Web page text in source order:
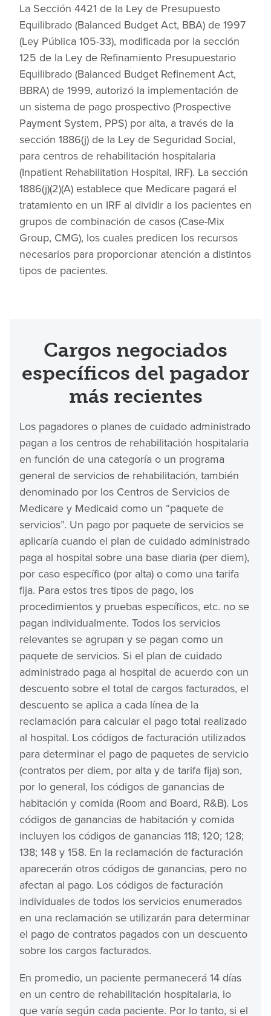
La Sección 4421 de la Ley de Presupuesto
Equilibrado (Balanced Budget Act, BBA) de 1997
(Ley Pública 105-33), modificada por la sección
125 de la Ley de Refinamiento Presupuestario
Equilibrado (Balanced Budget Refinement Act,
BBRA) de 1999, autorizó la implementación de
un sistema de pago prospectivo (Prospective
Payment System, PPS) por alta, a través de la
sección 1886(j) de la Ley de Seguridad Social,
para centros de rehabilitación hospitalaria
(Inpatient Rehabilitation Hospital, IRF). La sección
1886(j)(2)(A) establece que Medicare pagará el
tratamiento en un IRF al dividir a los pacientes en
grupos de combinación de casos (Case-Mix
Group, CMG), los cuales predicen los recursos
necesarios para proporcionar atención a distintos
tipos de pacientes.
Cargos negociados
específicos del pagador
más recientes
Los pagadores o planes de cuidado administrado
pagan a los centros de rehabilitación hospitalaria
en función de una categoría o un programa
general de servicios de rehabilitación, también
denominado por los Centros de Servicios de
Medicare y Medicaid como un “paquete de
servicios”. Un pago por paquete de servicios se
aplicaría cuando el plan de cuidado administrado
paga al hospital sobre una base diaria (per diem),
por caso específico (por alta) o como una tarifa
fija. Para estos tres tipos de pago, los
procedimientos y pruebas específicos, etc. no se
pagan individualmente. Todos los servicios
relevantes se agrupan y se pagan como un
paquete de servicios. Si el plan de cuidado
administrado paga al hospital de acuerdo con un
descuento sobre el total de cargos facturados, el
descuento se aplica a cada línea de la
reclamación para calcular el pago total realizado
al hospital. Los códigos de facturación utilizados
para determinar el pago de paquetes de servicio
(contratos per diem, por alta y de tarifa fija) son,
por lo general, los códigos de ganancias de
habitación y comida (Room and Board, R&B). Los
códigos de ganancias de habitación y comida
incluyen los códigos de ganancias 118; 120; 128;
138; 148 y 158. En la reclamación de facturación
aparecerán otros códigos de ganancias, pero no
afectan al pago. Los códigos de facturación
individuales de todos los servicios enumerados
en una reclamación se utilizarán para determinar
el pago de contratos pagados con un descuento
sobre los cargos facturados.
En promedio, un paciente permanecerá 14 días
en un centro de rehabilitación hospitalaria, lo
que varía según cada paciente. Por lo tanto, si el